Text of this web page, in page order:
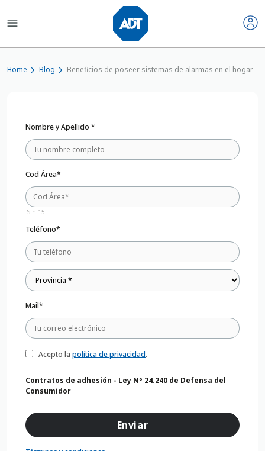
Home Blog Beneficios de poseer sistemas de alarmas en el hogar
Nombre y Apellido *
Cod Área*
Sin 15
Teléfono*
Mail*
Acepto la política de privacidad.
Contratos de adhesión - Ley Nº 24.240 de Defensa del
Consumidor